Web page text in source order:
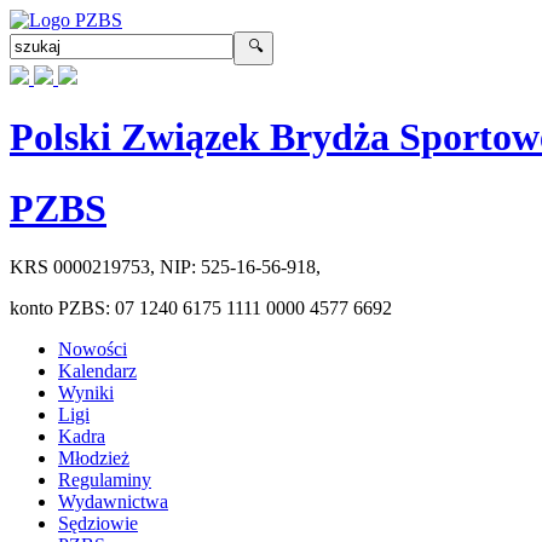
Polski Związek Brydża
PZBS
KRS 0000219753, NIP: 525-16-56-918,
konto PZBS: 07 1240 6175 1111 0000 4577 6692
Nowości
Kalendarz
Wyniki
Ligi
Kadra
Młodzież
Regulaminy
Wydawnictwa
Sędziowie